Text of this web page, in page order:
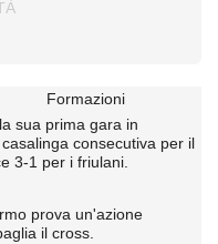
Formazioni
sua prima gara in
consecutiva per il
3-1 per i friulani.
prova un'azione
il cross.